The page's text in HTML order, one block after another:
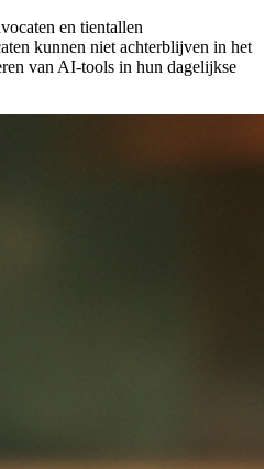
en tientallen
kunnen niet achterblijven in het
van AI-tools in hun dagelijkse